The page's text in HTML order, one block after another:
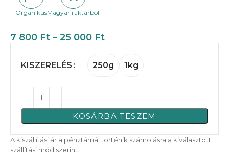
OrganikusMagyar raktárból
7 800 Ft – 25 000 Ft
KISZERELÉS 250g 1kg
KOSÁRBA TESZEM
A kiszállítási ár a pénztárnál történik számolásra a kiválasztott
szállítási mód szerint.